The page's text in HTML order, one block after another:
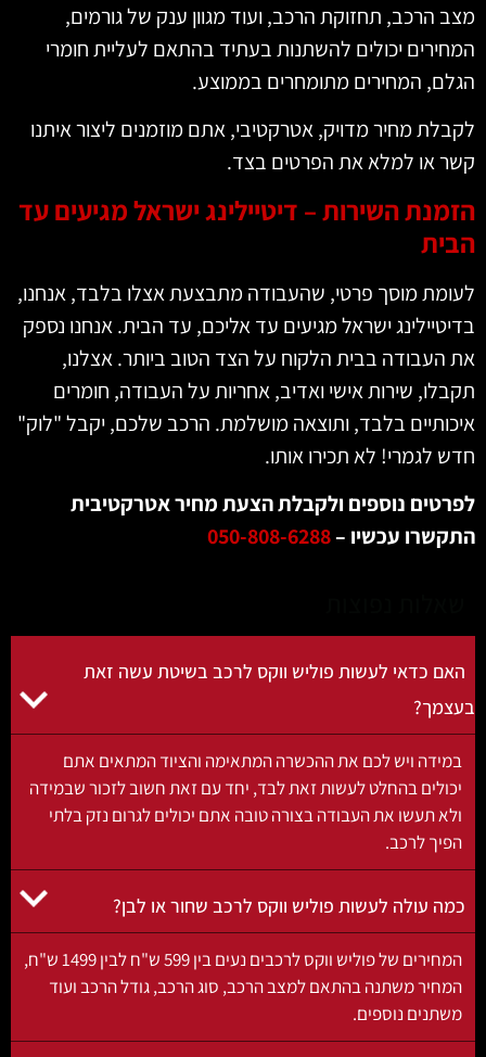
הרכב, תחזוקת הרכב, ועוד מגוון ענק של גורמים,
יכולים להשתנות בעתיד בהתאם לעליית חומרי
המחירים מתומחרים בממוצע.
מחיר מדויק, אטרקטיבי, אתם מוזמנים ליצור איתנו
או למלא את הפרטים בצד.
השירות – דיטיילינג ישראל מגיעים עד
מוסך פרטי, שהעבודה מתבצעת אצלו בלבד, אנחנו,
ישראל מגיעים עד אליכם, עד הבית. אנחנו נספק
בבית הלקוח על הצד הטוב ביותר. אצלנו,
שירות אישי ואדיב, אחריות על העבודה, חומרים
בלבד, ותוצאה מושלמת. הרכב שלכם, יקבל "לוק"
לגמרי! לא תכירו אותו.
נוספים ולקבלת הצעת מחיר אטרקטיבית
עכשיו –050-808-6288
כדאי לעשות פוליש ווקס לרכב בשיטת עשה זאת
ויש לכם את ההכשרה המתאימה והציוד המתאים אתם
בהחלט לעשות זאת לבד, יחד עם זאת חשוב לזכור שבמידה
תעשו את העבודה בצורה טובה אתם יכולים לגרום נזק בלתי
לרכב.
עולה לעשות פוליש ווקס לרכב שחור או לבן?
המחירים של פוליש ווקס לרכבים נעים בין 599 ש"ח לבין 1499 ש"ח,
משתנה בהתאם למצב הרכב, סוג הרכב, גודל הרכב ועוד
נוספים.